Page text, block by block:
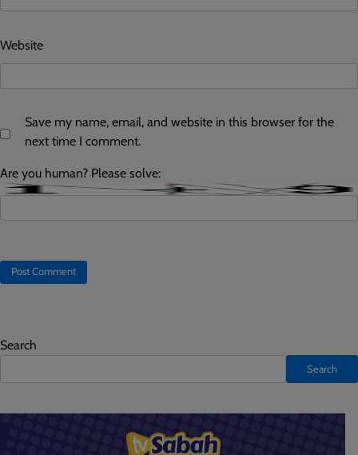
Website
Save my name, email, and website in this browser for the
next time I comment.
Are you human? Please solve:
Search
Search